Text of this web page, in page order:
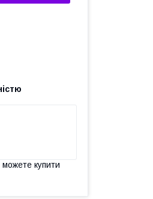
можете купити